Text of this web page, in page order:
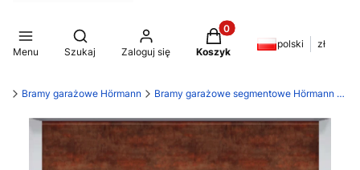
Menu
Otwórz wyszukiwarkę
Szukaj Zaloguj się
Produkty w koszyku: 0.
Koszyk
polski zł
Bramy garażowe Hörmann Bramy garażowe segmentowe Hörmann LPU 42